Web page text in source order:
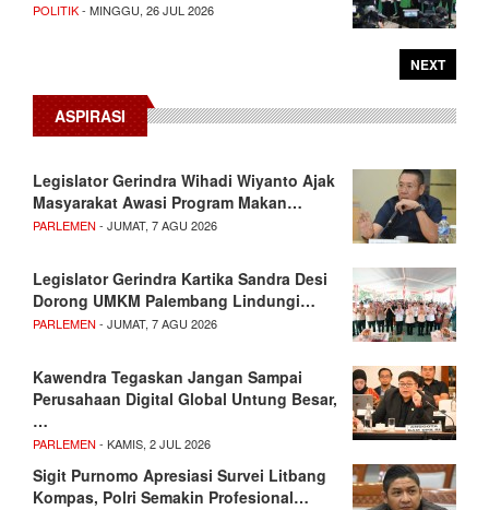
POLITIK- MINGGU, 26 JUL 2026
NEXT
ASPIRASI
Legislator Gerindra Wihadi Wiyanto Ajak
Masyarakat Awasi Program Makan…
PARLEMEN - JUMAT, 7 AGU 2026
Legislator Gerindra Kartika Sandra Desi
Dorong UMKM Palembang Lindungi…
PARLEMEN - JUMAT, 7 AGU 2026
Kawendra Tegaskan Jangan Sampai
Perusahaan Digital Global Untung Besar,
…
PARLEMEN - KAMIS, 2 JUL 2026
Sigit Purnomo Apresiasi Survei Litbang
Kompas, Polri Semakin Profesional…